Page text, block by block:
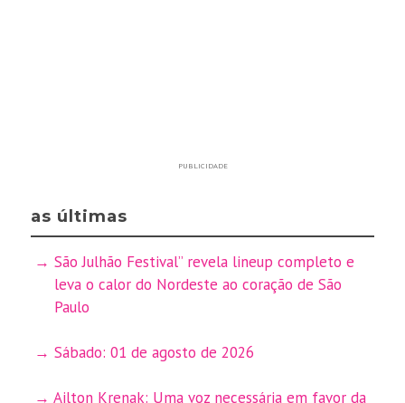
PUBLICIDADE
as últimas
São Julhão Festival” revela lineup completo e
leva o calor do Nordeste ao coração de São
Paulo
Sábado: 01 de agosto de 2026
Ailton Krenak: Uma voz necessária em favor da